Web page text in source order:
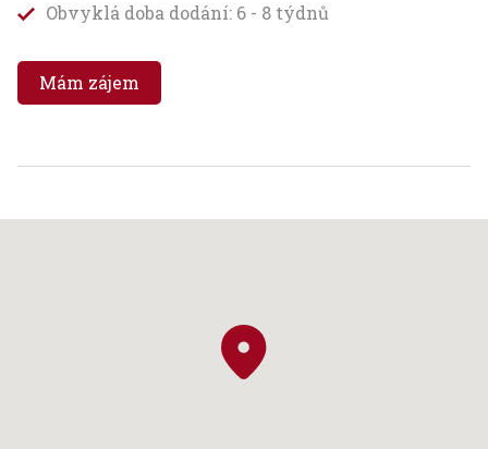
Obvyklá doba dodání: 6 - 8 týdnů
Mám zájem